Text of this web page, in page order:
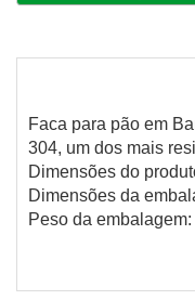
Faca para pão em
304, um dos mais
Dimensões do
Dimensões da
Peso da embalagem: